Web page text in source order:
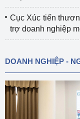
Cục Xúc tiến
trợ doanh nghiệp
DOANH NGHIỆP -